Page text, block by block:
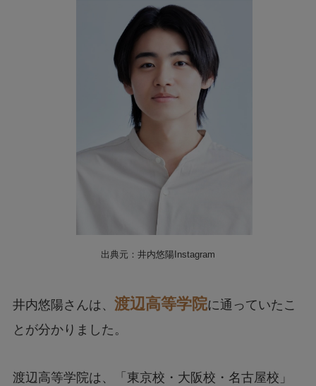
出典元：井内悠陽Instagram
井内悠陽さんは、 渡辺高等学院に通っていたこ
とが分かりました。
渡辺高等学院は、「東京校・大阪校・名古屋校」